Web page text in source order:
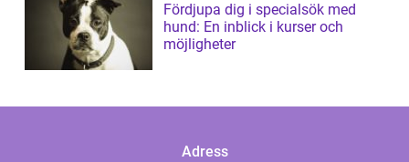
Fördjupa dig i specialsök med
hund: En inblick i kurser och
möjligheter
Adress